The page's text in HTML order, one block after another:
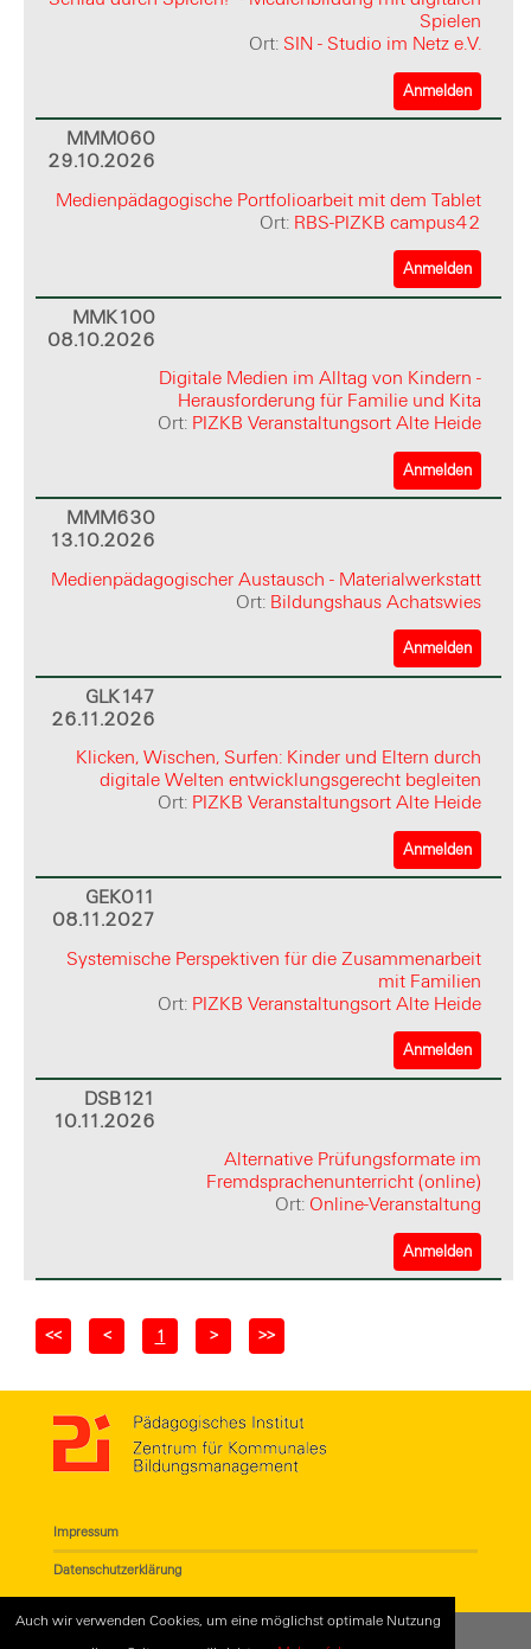
Auch wir verwenden Cookies, um eine möglichst optimale Nutzung
Spielen
Ort: SIN - Studio im Netz e.V.
Anmelden
MMM060
29.10.2026
Medienpädagogische Portfolioarbeit mit dem Tablet
Ort: RBS-PIZKB campus42
Anmelden
MMK100
08.10.2026
Digitale Medien im Alltag von Kindern -
Herausforderung für Familie und Kita
Ort: PIZKB Veranstaltungsort Alte Heide
Anmelden
MMM630
13.10.2026
Medienpädagogischer Austausch - Materialwerkstatt
Ort: Bildungshaus Achatswies
Anmelden
GLK147
26.11.2026
Klicken, Wischen, Surfen: Kinder und Eltern durch
digitale Welten entwicklungsgerecht begleiten
Ort: PIZKB Veranstaltungsort Alte Heide
Anmelden
GEK011
08.11.2027
Systemische Perspektiven für die Zusammenarbeit
mit Familien
Ort: PIZKB Veranstaltungsort Alte Heide
Anmelden
DSB121
10.11.2026
Alternative Prüfungsformate im
Fremdsprachenunterricht (online)
Ort: Online-Veranstaltung
Anmelden
<< < 1 > >>
Impressum
Datenschutzerklärung